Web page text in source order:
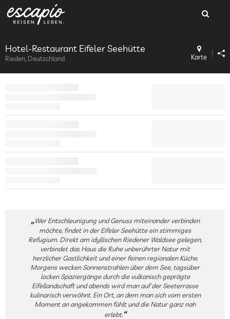
Hotel-Restaurant Eifeler Seehütte
Rieden, Deutschland Karte
Wer Entschleunigung und Genuss miteinander verbinden
möchte, findet in der Eifeler Seehütte ein stimmiges
Refugium. Direkt am idyllischen Riedener Waldsee gelegen,
verbindet das Haus die Ruhe unberührter Natur mit
herzlicher Gastlichkeit und einer feinen regionalen Küche.
Morgens wecken Sonnenstrahlen über dem See, tagsüber
locken Spaziergänge durch die vulkanisch geprägte
Eifellandschaft und abends wird man auf der Seeterrasse
kulinarisch verwöhnt. Ein Ort, an dem man sich vom ersten
Moment an angekommen fühlt und die Natur ganz nah
erlebt.